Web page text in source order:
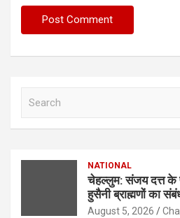
NATIONAL
चेहल्लुम: संजय दत्त के
हुसैनी ब्राह्मणों का
August 5, 2026